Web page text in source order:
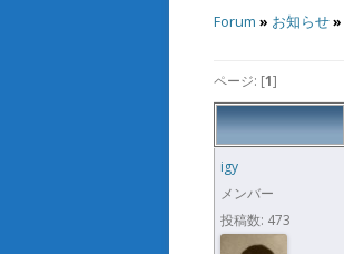
Forum » お知らせ»
ページ: [1]
igy
メンバー
投稿数: 473